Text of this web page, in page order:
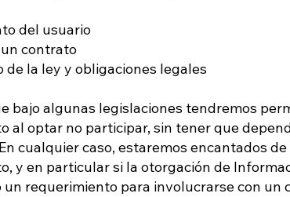
del usuario
contrato
de la ley y obligaciones legales
bajo algunas legislaciones tendremos
al optar no participar, sin tener que
cualquier caso, estaremos encantados
y en particular si la otorgación de
requerimiento para involucrarse con un